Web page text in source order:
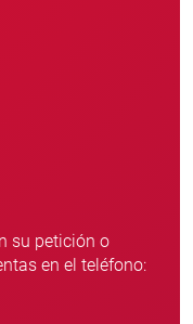
su petición o
en el teléfono: